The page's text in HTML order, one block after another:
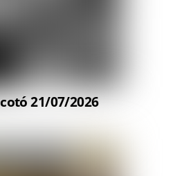
21/07/2026